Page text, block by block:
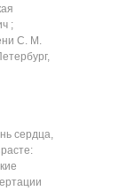
;
С. М.
сердца,